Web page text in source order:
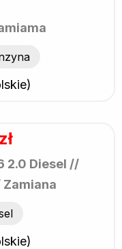
2.0 Diesel //